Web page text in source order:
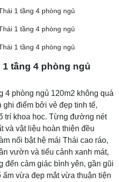
tầng 4 phòng ngủ
4 phòng ngủ 120m2 không quá
ghi điểm bởi vẻ đẹp tinh tế,
trí khoa học. Từng đường nét
và vật liệu hoàn thiện đều
nổi bật hệ mái Thái cao ráo,
vườn và tiểu cảnh xanh mát,
đến cảm giác bình yên, gần gũi
ấm vừa đẹp mắt vừa thuận tiện